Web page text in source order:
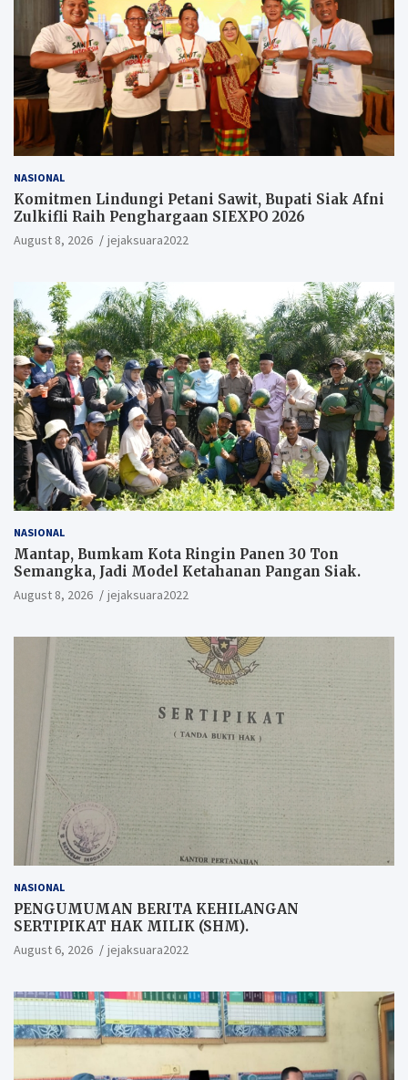
NASIONAL
Komitmen Lindungi Petani Sawit, Bupati Siak Afni
Zulkifli Raih Penghargaan SIEXPO 2026
August 8, 2026 jejaksuara2022
NASIONAL
Mantap, Bumkam Kota Ringin Panen 30 Ton
Semangka, Jadi Model Ketahanan Pangan Siak.
August 8, 2026 jejaksuara2022
NASIONAL
PENGUMUMAN BERITA KEHILANGAN
SERTIPIKAT HAK MILIK (SHM).
August 6, 2026 jejaksuara2022